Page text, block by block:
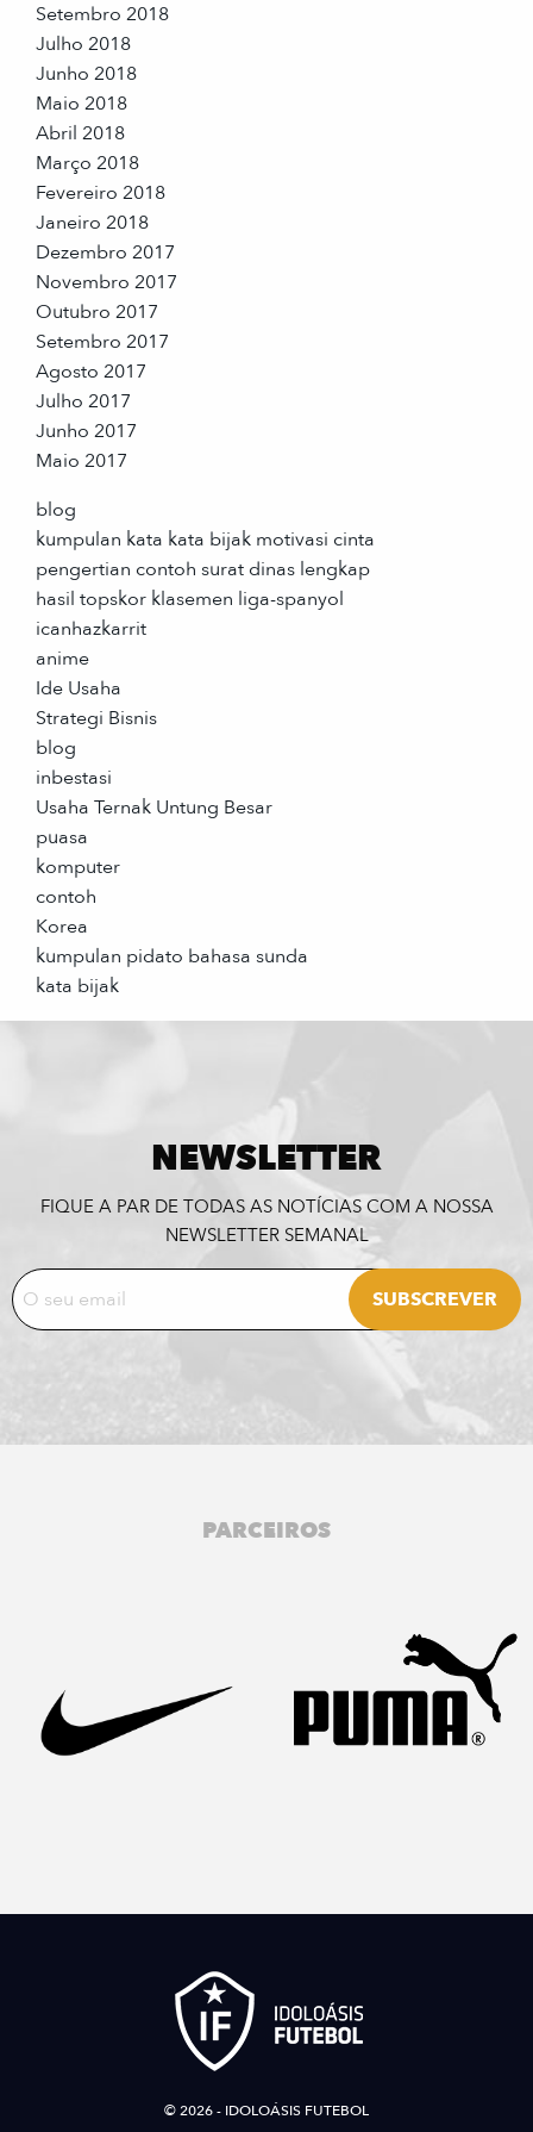
Setembro 2018
Julho 2018
Junho 2018
Maio 2018
Abril 2018
Março 2018
Fevereiro 2018
Janeiro 2018
Dezembro 2017
Novembro 2017
Outubro 2017
Setembro 2017
Agosto 2017
Julho 2017
Junho 2017
Maio 2017
blog
kumpulan kata kata bijak motivasi cinta
pengertian contoh surat dinas lengkap
hasil topskor klasemen liga-spanyol
icanhazkarrit
anime
Ide Usaha
Strategi Bisnis
blog
inbestasi
Usaha Ternak Untung Besar
puasa
komputer
contoh
Korea
kumpulan pidato bahasa sunda
kata bijak
NEWSLETTER
FIQUE A PAR DE TODAS AS NOTÍCIAS COM A NOSSA
NEWSLETTER SEMANAL
PARCEIROS
© 2026 - IDOLOÁSIS FUTEBOL